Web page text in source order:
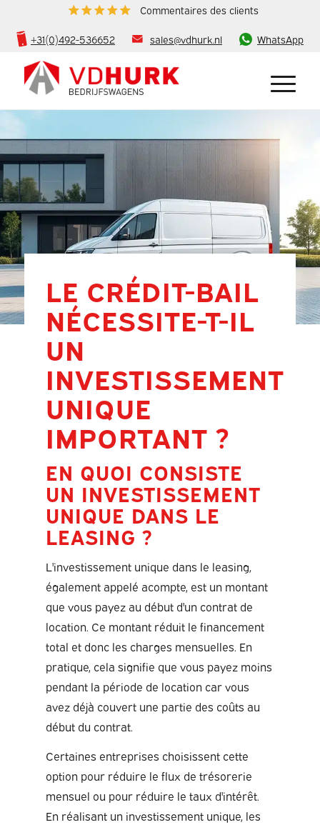
Commentaires des clients
+31(0)492-536652 sales@vdhurk.nl WhatsApp
LE CRÉDIT-BAIL
NÉCESSITE-T-IL
UN
INVESTISSEMENT
UNIQUE
IMPORTANT ?
EN QUOI CONSISTE
UN INVESTISSEMENT
UNIQUE DANS LE
LEASING ?
L'investissement unique dans le leasing,
également appelé acompte, est un montant
que vous payez au début d'un contrat de
location. Ce montant réduit le financement
total et donc les charges mensuelles. En
pratique, cela signifie que vous payez moins
pendant la période de location car vous
avez déjà couvert une partie des coûts au
début du contrat.
Certaines entreprises choisissent cette
option pour réduire le flux de trésorerie
mensuel ou pour réduire le taux d'intérêt.
En réalisant un investissement unique, les